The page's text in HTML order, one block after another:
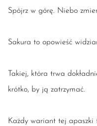
Spójrz w górę. Niebo
Sakura to opowieść
Takiej, która trwa
krótko, by ją zatrzymać.
Każdy wariant tej apaszki